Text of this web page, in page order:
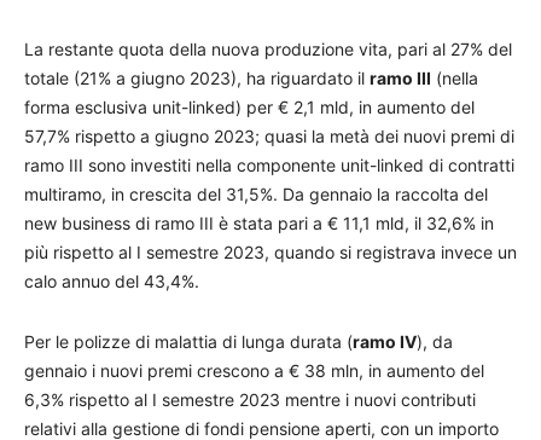
La restante quota della nuova produzione vita, pari al 27% del
totale (21% a giugno 2023), ha riguardato il ramo III (nella
forma esclusiva unit-linked) per € 2,1 mld, in aumento del
57,7% rispetto a giugno 2023; quasi la metà dei nuovi premi di
ramo III sono investiti nella componente unit-linked di contratti
multiramo, in crescita del 31,5%. Da gennaio la raccolta del
new business di ramo III è stata pari a € 11,1 mld, il 32,6% in
più rispetto al I semestre 2023, quando si registrava invece un
calo annuo del 43,4%.
Per le polizze di malattia di lunga durata (ramo IV), da
gennaio i nuovi premi crescono a € 38 mln, in aumento del
6,3% rispetto al I semestre 2023 mentre i nuovi contributi
relativi alla gestione di fondi pensione aperti, con un importo